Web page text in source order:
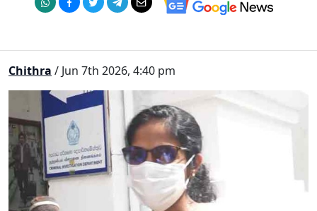
Chithra / Jun 7th 2026, 4:40 pm